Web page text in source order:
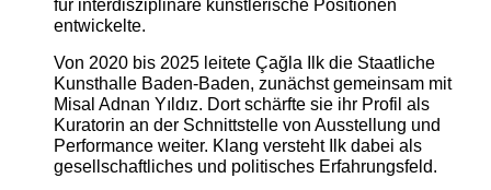
für interdisziplinäre künstlerische Positionen
entwickelte.
Von 2020 bis 2025 leitete Çağla Ilk die Staatliche
Kunsthalle Baden-Baden, zunächst gemeinsam mit
Misal Adnan Yıldız. Dort schärfte sie ihr Profil als
Kuratorin an der Schnittstelle von Ausstellung und
Performance weiter. Klang versteht Ilk dabei als
gesellschaftliches und politisches Erfahrungsfeld.